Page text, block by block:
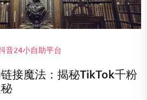
音24小自助平台
接魔法：揭秘TikTok千粉